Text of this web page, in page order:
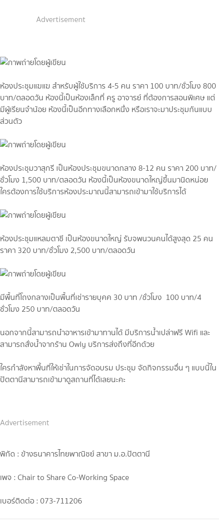
Advertisement
ห้องประชุมแฆแฆ สำหรับผู้ใช้บริการ 4-5 คน ราคา 100 บาท/ชั่วโมง 800
บาท/ตลอดวัน ห้องนี้เป็นห้องเล็กที่ ครู อาจารย์ ที่ต้องการสอนพิเศษ แต่
มีผู้เรียนจำน้อย ห้องนี้เป็นอีกทางเลือกหนึ่ง หรือเราจะมาประชุมกันแบบ
ส่วนตัว
ห้องประชุมวาสุกรี เป็นห้องประชุมขนาดกลาง 8-12 คน ราคา 200 บาท/
ชั่วโมง 1,500 บาท/ตลอดวัน ห้องนี้เป็นห้องขนาดใหญ่ขึ้นมานิดหน่อย
ใครต้องการใช้บริการห้องประมาณนี้สามารถเข้ามาใช้บริการได้
ห้องประชุมแหลมตาชี เป็นห้องขนาดใหญ่ รับจพนวนคนได้สูงสุด 25 คน
ราคา 320 บาท/ชั่วโมง 2,500 บาท/ตลอดวัน
มีพื้นที่โถงกลางเป็นพื้นที่เช่ารายบุคค 30 บาท /ชั่วโมง 100 บาท/4
ชั่วโมง 250 บาท/ตลอดวัน
นอกจากนี้สามารถนำอาหารเข้ามาทานได้ มีบริการน้ำเปล่าฟรี Wifi และ
สามารถสั่งน้ำจากร้าน Owly บริการส่งถึงที่อีกด้วย
ใครกำลังหาพื้นที่ให้เช่าในการจัดอบรม ประชุม จัดกิจกรรมอื่น ๆ แบบนี้ใน
ปัตตานีสามารถเข้ามาดูสถานที่ได้เลยนะคะ
Advertisement
พิกัด : ข้างธนาคารไทยพาณิชย์ สาขา ม.อ.ปัตตานี
เพจ : Chair to Share Co-Working Space
เบอร์ติดต่อ : 073-711206